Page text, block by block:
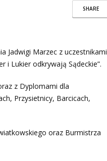
SHARE
Jadwigi Marzec z uczestnikami
i Lukier odkrywają Sądeckie”.
z Dyplomami dla
Przysietnicy, Barcicach,
oraz Burmistrza